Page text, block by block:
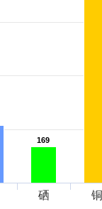
169
169
硒 铜